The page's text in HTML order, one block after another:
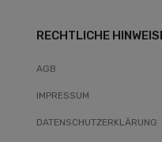
RECHTLICHE
AGB
IMPRESSUM
DATENSCHUTZERKLÄRUNG